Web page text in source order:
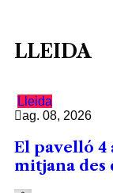
LLEIDA
Lleida
ag. 08, 2026
El pavelló 4
mitjana des